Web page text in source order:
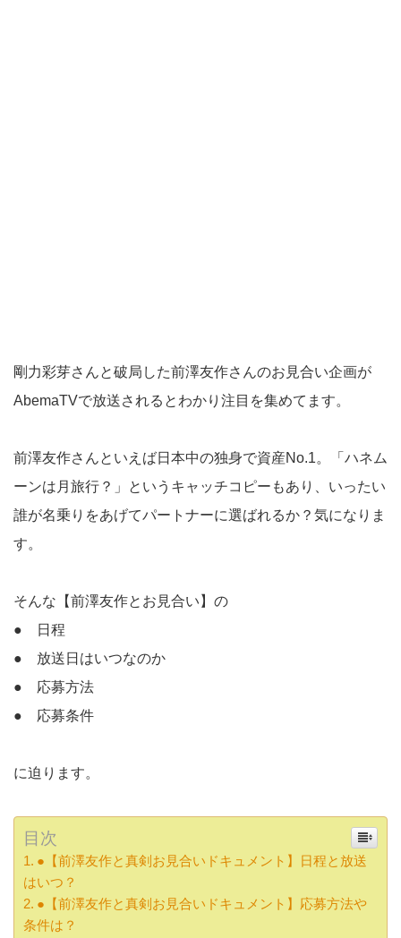
剛力彩芽さんと破局した前澤友作さんのお見合い企画が
AbemaTVで放送されるとわかり注目を集めてます。
前澤友作さんといえば日本中の独身で資産No.1。「ハネム
ーンは月旅行？」というキャッチコピーもあり、いったい
誰が名乗りをあげてパートナーに選ばれるか？気になりま
す。
そんな【前澤友作とお見合い】の
● 日程
● 放送日はいつなのか
● 応募方法
● 応募条件
に迫ります。
目次
●【前澤友作と真剣お見合いドキュメント】日程と放送
はいつ？
●【前澤友作と真剣お見合いドキュメント】応募方法や
条件は？